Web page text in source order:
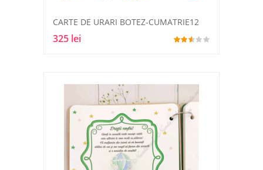
CARTE DE URARI BOTEZ-CUMATRIE12
325 lei